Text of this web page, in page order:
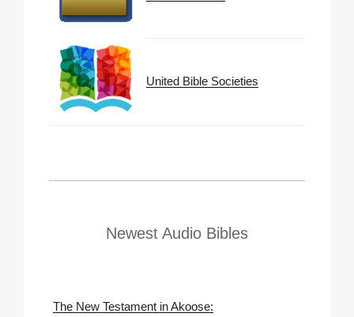
United Bible Societies
Newest Audio Bibles
The New Testament in Akoose: